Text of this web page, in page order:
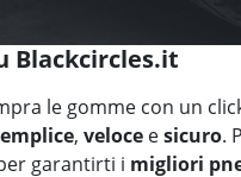
Blackcircles.it
le gomme con un
, veloce esicuro.
garantirti i migliori